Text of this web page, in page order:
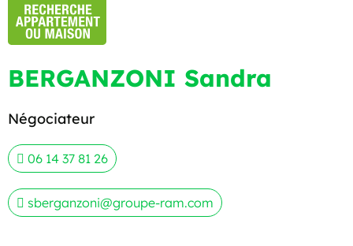
BERGANZONI Sandra
Négociateur
06 14 37 81 26
sberganzoni@groupe-ram.com